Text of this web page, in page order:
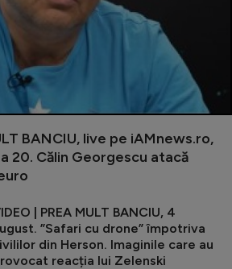
BANCIU, live pe iAMnews.ro,
20. Călin Georgescu atacă
| PREA MULT BANCIU, 4
”Safari cu drone” împotriva
din Herson. Imaginile care au
reacția lui Zelenski